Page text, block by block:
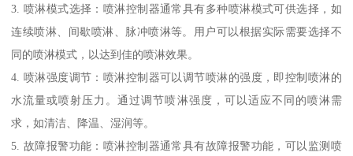
3. 喷淋模式选择：喷淋控制器通常具有多种喷淋模式可供选择，如
连续喷淋、间歇喷淋、脉冲喷淋等。用户可以根据实际需要选择不
同的喷淋模式，以达到佳的喷淋效果。
4. 喷淋强度调节：喷淋控制器可以调节喷淋的强度，即控制喷淋的
水流量或喷射压力。通过调节喷淋强度，可以适应不同的喷淋需
求，如清洁、降温、湿润等。
5. 故障报警功能：喷淋控制器通常具有故障报警功能，可以监测喷